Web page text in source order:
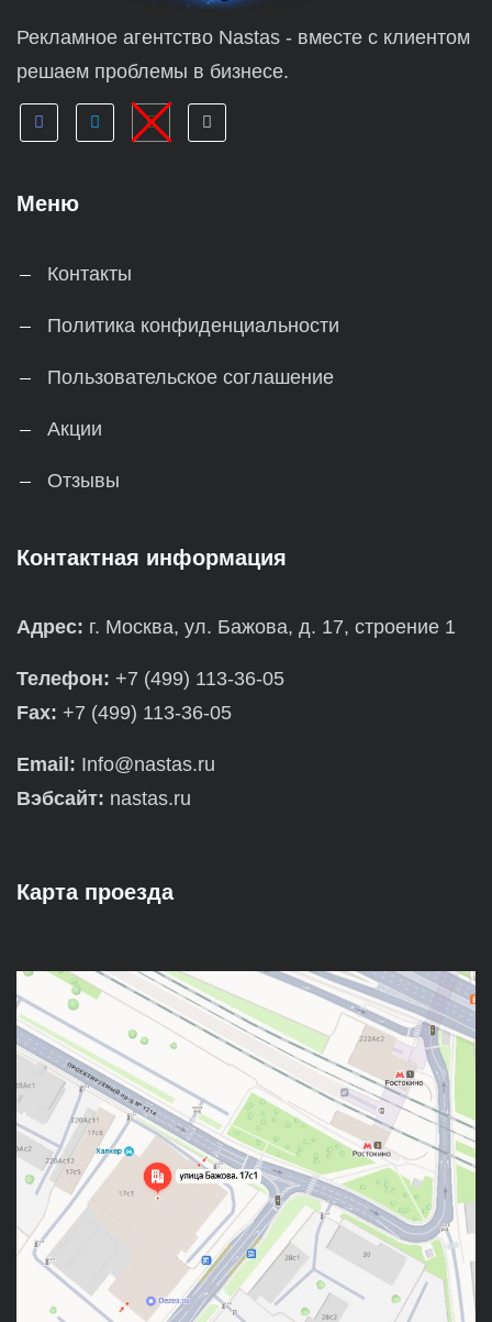
Рекламное агентство Nastas - вместе с клиентом
решаем проблемы в бизнесе.
Меню
Контакты
Политика конфиденциальности
Пользовательское соглашение
Акции
Отзывы
Контактная информация
Адрес: г. Москва, ул. Бажова, д. 17, строение 1
Телефон: +7 (499) 113-36-05
Fax: +7 (499) 113-36-05
Email: Info@nastas.ru
Вэбсайт: nastas.ru
Карта проезда